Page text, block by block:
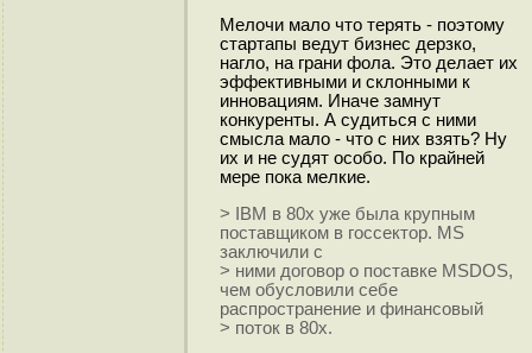
Мелочи мало что терять - поэтому
стартапы ведут бизнес дерзко,
нагло, на грани фола. Это делает их
эффективными и склонными к
инновациям. Иначе замнут
конкуренты. А судиться с ними
смысла мало - что с них взять? Ну
их и не судят особо. По крайней
мере пока мелкие.
> IBM в 80х уже была крупным
поставщиком в госсектор. MS
заключили с
> ними договор о поставке MSDOS,
чем обусловили себе
распространение и финансовый
> поток в 80х.